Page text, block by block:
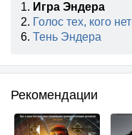
1. Игра Эндера
2. Голос тех, кого нет
6. Тень Эндера
Рекомендации